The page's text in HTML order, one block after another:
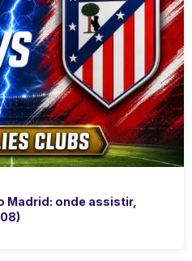
Madrid: onde assistir,